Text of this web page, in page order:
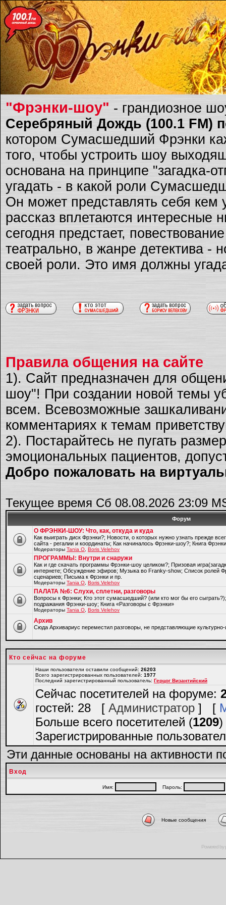
"Фрэнки-шоу" - грандиозное
Серебряный Дождь (100.1 FM)
котором Сумасшедший Фрэнки
того, чтобы устроить шоу
основана на принципе "загадка-
угадать - в какой роли
Он может представлять себя
рассказ вплетаются интересные
сегодня предстает,
театрально, в жанре детектива -
своей роли. Это имя должны
Правила общения на сайте
1). Сайт предназначен для
шоу"! При создании новой темы
всем. Всевозможные
комментариях к темам
2). Постарайтесь не пугать
эмоциональных пациентов,
Добро пожаловать на
Текущее время Сб 08.08.2026 23:09
Форум
О ФРЭНКИ-ШОУ: Что, как, откуда и куда
Как выиграть диск Фрэнки?; Новости, о которых нужно узнать прежде
сайта - регалии и координаты; Как начиналось Фрэнки-шоу?; Книга
Модераторы Tania O Boris Velehov
ПРОГРАММЫ: Внутри и снаружи
Как и где скачать программы Фрэнки-шоу целиком?; Призовая
интернете; Обсуждение эфиров; Музыка во Franky-show; Список ролей
сценариев; Письма к Фрэнки и пр.
Модераторы Tania O Boris Velehov
ПАЛАТА №6: Слухи, сплетни, разговоры
Вопросы к Фрэнки; Кто этот сумасшедший? (или кто мог бы его
подражания Фрэнки-шоу; Книга «Разговоры с Фрэнки»
Модераторы Tania O Boris Velehov
Архив
Cюда Архивариус переместил разговоры, не представляющие культурно-
Кто сейчас на форуме
Наши пользователи оставили сообщений: 26203
Всего зарегистрированных пользователей: 1977
Последний зарегистрированный пользователь: Герцог Византийский
Сейчас посетителей на форуме:
гостей: 28 [ Администратор ] [
Больше всего посетителей (1209)
Зарегистрированные
Эти данные основаны на активности
Вход
Имя: Пароль:
Новые сообщения
Powered by